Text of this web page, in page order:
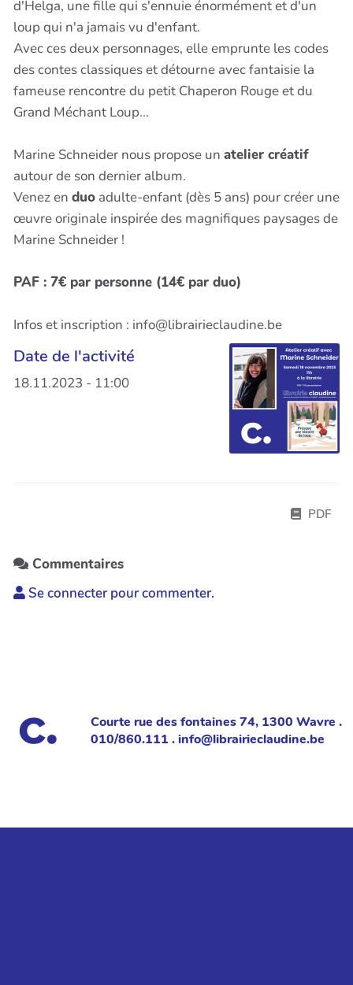
d'Helga, une fille qui s'ennuie énormément et d'un
loup qui n'a jamais vu d'enfant.
Avec ces deux personnages, elle emprunte les codes
des contes classiques et détourne avec fantaisie la
fameuse rencontre du petit Chaperon Rouge et du
Grand Méchant Loup...
Marine Schneider nous propose un atelier créatif
autour de son dernier album.
Venez en duo adulte-enfant (dès 5 ans) pour créer une
œuvre originale inspirée des magnifiques paysages de
Marine Schneider !
PAF : 7€ par personne (14€ par duo)
Infos et inscription : info@librairieclaudine.be
Date de l'activité
18.11.2023 - 11:00
PDF
Commentaires
Se connecter pour commenter.
Courte rue des fontaines 74, 1300 Wavre .
010/860.111 . info@librairieclaudine.be